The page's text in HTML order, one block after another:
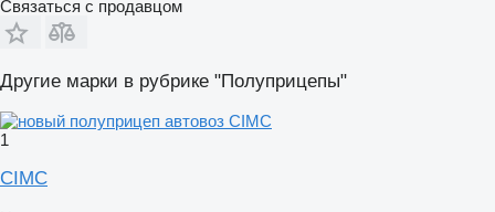
Связаться с продавцом
Другие марки в рубрике "Полуприцепы"
1
CIMC